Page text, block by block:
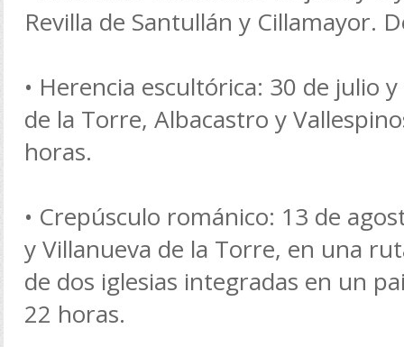
Revilla de Santullán y Cillamayor.
• Herencia escultórica: 30 de julio
de la Torre, Albacastro y
horas.
• Crepúsculo románico: 13 de
y Villanueva de la Torre, en una
de dos iglesias integradas en un
22 horas.